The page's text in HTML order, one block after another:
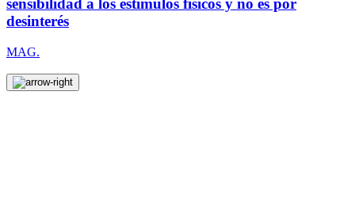
sensibilidad a los estímulos físicos y no es por
desinterés
MAG.